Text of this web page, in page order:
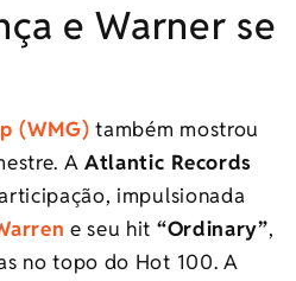
e Warner se
(WMG) também mostrou
AAtlantic Records
impulsionada
e seu hit “Ordinary”,
no topo do Hot 100. A